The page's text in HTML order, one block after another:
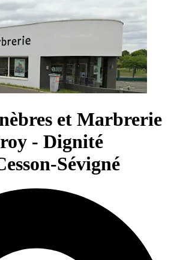
et Marbrerie
- Dignité
Sévigné